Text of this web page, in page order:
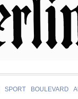
SPORT BOULEVARD